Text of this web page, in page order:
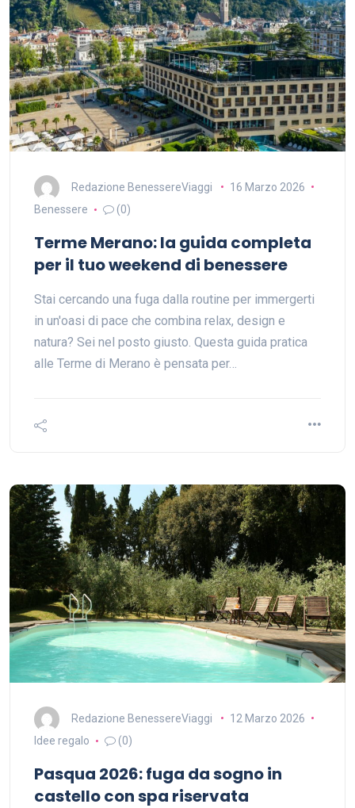
Redazione BenessereViaggi
16 Marzo 2026
Benessere
(0)
Terme Merano: la guida completa
per il tuo weekend di benessere
Stai cercando una fuga dalla routine per immergerti
in un'oasi di pace che combina relax, design e
natura? Sei nel posto giusto. Questa guida pratica
alle Terme di Merano è pensata per…
Redazione BenessereViaggi
12 Marzo 2026
Idee regalo
(0)
Pasqua 2026: fuga da sogno in
castello con spa riservata